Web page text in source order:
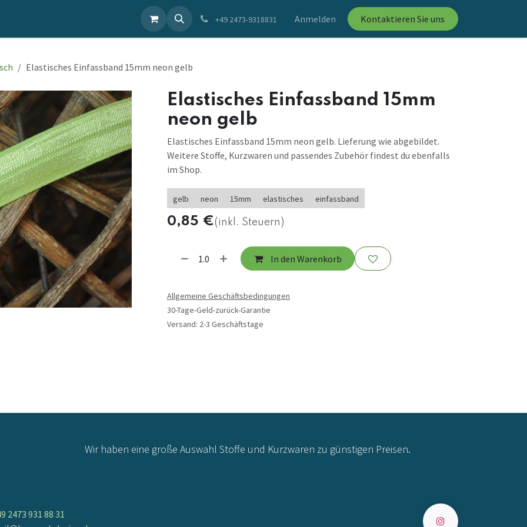
+49 2473-9318831 Anmelden Kontaktieren Sie uns
Elastisches Einfassband 15mm neon gelb
Elastisches Einfassband 15mm
neon gelb
Elastisches Einfassband 15mm neon gelb. Lieferung wie abgebildet.
Weitere Stoffe, Kurzwaren und passendes Zubehör findest du ebenfalls
im Shop.
gelb neon 15mm elastisches einfassband
0,85 €(inkl. Steuern)
In den Warenkorb
Allgemeine Geschäftsbedingungen
30-Tage-Geld-zurück-Garantie
Versand: 2-3 Geschäftstage
Wir haben eine große Auswahl Stoffe und Kurzwaren zu günstigen Preisen.
2473 931 88 31